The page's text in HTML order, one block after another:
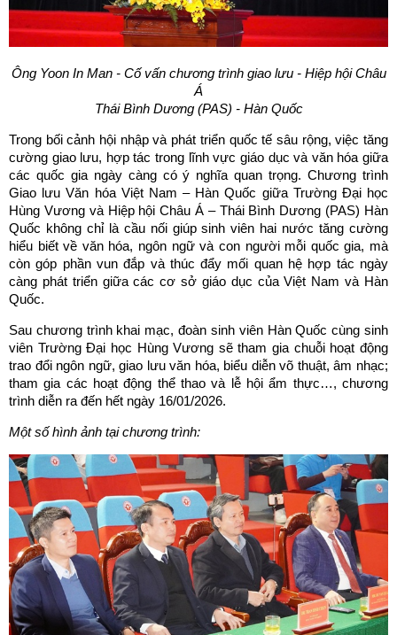
Ông Yoon In Man - Cố vấn chương trình giao lưu - Hiệp hội Châu
Á
Thái Bình Dương (PAS) - Hàn Quốc
Trong bối cảnh hội nhập và phát triển quốc tế sâu rộng, việc tăng
cường giao lưu, hợp tác trong lĩnh vực giáo dục và văn hóa giữa
các quốc gia ngày càng có ý nghĩa quan trọng. Chương trình
Giao lưu Văn hóa Việt Nam – Hàn Quốc giữa Trường Đại học
Hùng Vương và Hiệp hội Châu Á – Thái Bình Dương (PAS) Hàn
Quốc không chỉ là cầu nối giúp sinh viên hai nước tăng cường
hiểu biết về văn hóa, ngôn ngữ và con người mỗi quốc gia, mà
còn góp phần vun đắp và thúc đẩy mối quan hệ hợp tác ngày
càng phát triển giữa các cơ sở giáo dục của Việt Nam và Hàn
Quốc.
Sau chương trình khai mạc, đoàn sinh viên Hàn Quốc cùng sinh
viên Trường Đại học Hùng Vương sẽ tham gia chuỗi hoạt động
trao đổi ngôn ngữ, giao lưu văn hóa, biểu diễn võ thuật, âm nhạc;
tham gia các hoạt động thể thao và lễ hội ẩm thực…, chương
trình diễn ra đến hết ngày 16/01/2026.
Một số hình ảnh tại chương trình: